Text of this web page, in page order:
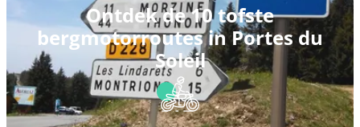
Ontdek de 10 tofste
bergmotorroutes in Portes du
Soleil